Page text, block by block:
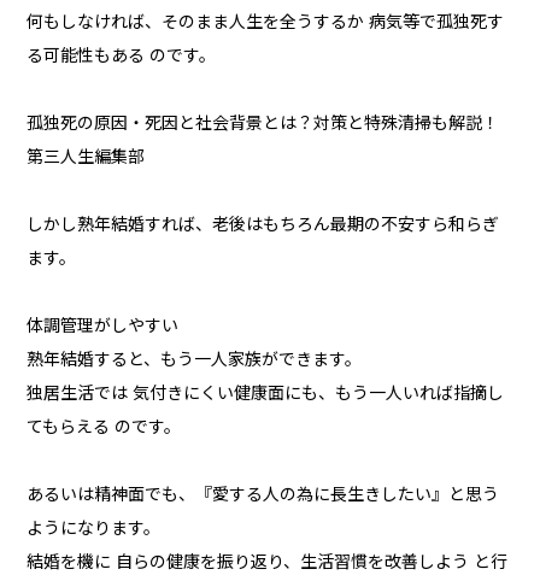
何もしなければ、そのまま人生を全うするか 病気等で孤独死す
る可能性もある のです。
孤独死の原因・死因と社会背景とは？対策と特殊清掃も解説！
第三人生編集部
しかし熟年結婚すれば、老後はもちろん最期の不安すら和らぎ
ます。
体調管理がしやすい
熟年結婚すると、もう一人家族ができます。
独居生活では 気付きにくい健康面にも、もう一人いれば指摘し
てもらえる のです。
あるいは精神面でも、『愛する人の為に長生きしたい』と思う
ようになります。
結婚を機に 自らの健康を振り返り、生活習慣を改善しよう と行